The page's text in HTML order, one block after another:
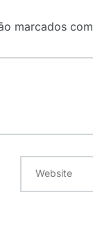
marcados com
Website